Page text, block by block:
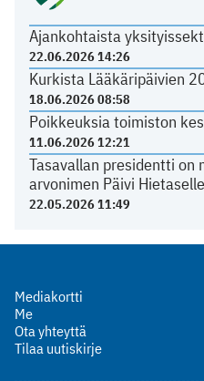
Ajankohtaista
22.06.2026 14:26
Kurkista Lääkäripäivien
18.06.2026 08:58
Poikkeuksia toimiston
11.06.2026 12:21
Tasavallan presidentti
arvonimen Päivi Hietaselle
22.05.2026 11:49
Mediakortti
Me
Ota yhteyttä
Tilaa uutiskirje